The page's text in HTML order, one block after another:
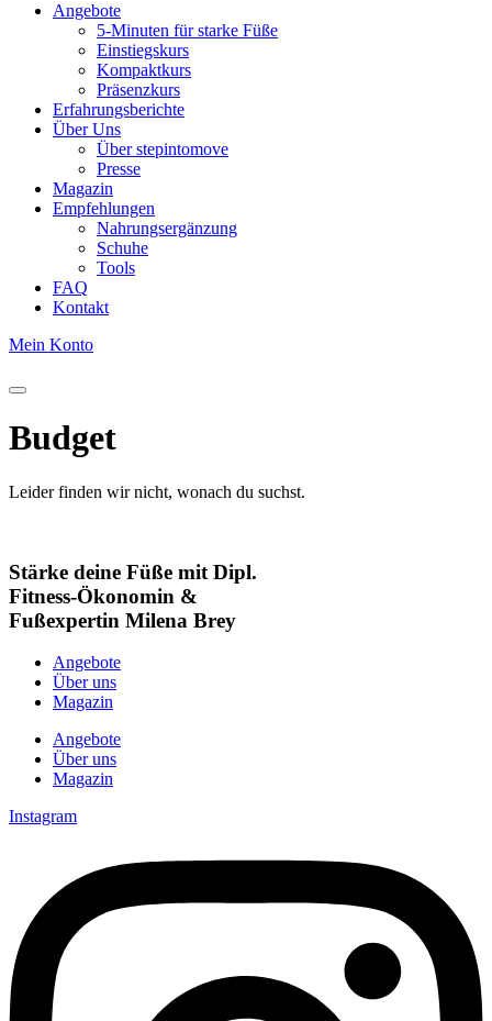
Angebote
5-Minuten für starke Füße
Einstiegskurs
Kompaktkurs
Präsenzkurs
Erfahrungsberichte
Über Uns
Über stepintomove
Presse
Magazin
Empfehlungen
Nahrungsergänzung
Schuhe
Tools
FAQ
Kontakt
Mein Konto
Budget
Leider finden wir nicht, wonach du suchst.
Stärke deine Füße mit Dipl.
Fitness-Ökonomin &
Fußexpertin Milena Brey
Angebote
Über uns
Magazin
Angebote
Über uns
Magazin
Instagram